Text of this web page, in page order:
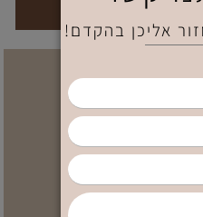
לחצי כאן
אליכן בהקדם!